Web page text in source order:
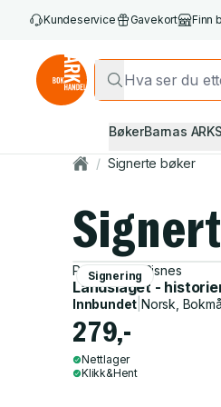
Kundeservice Gavekort Finn
BøkerBarnas ARK
/ Signerte bøker
Signering
Per Asbjørn Risnes
Landslaget -
Innbundet |Norsk,
279,-
Nettlager
Klikk&Hent